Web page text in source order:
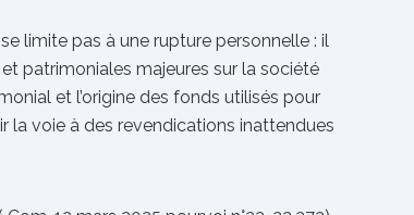
limite pas à une rupture personnelle : il
patrimoniales majeures sur la société
et l’origine des fonds utilisés pour
la voie à des revendications inattendues